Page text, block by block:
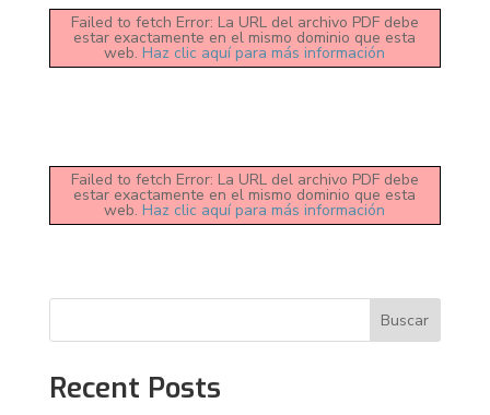
Failed to fetch Error: La URL del archivo PDF debe
estar exactamente en el mismo dominio que esta
web.Haz clic aquí para más información
Failed to fetch Error: La URL del archivo PDF debe
estar exactamente en el mismo dominio que esta
web.Haz clic aquí para más información
Buscar
Recent Posts